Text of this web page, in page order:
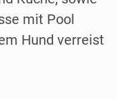
mit Pool
Hund verreist